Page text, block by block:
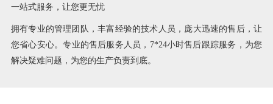
一站式服务，让您更无忧
拥有专业的管理团队，丰富经验的技术人员，庞大迅速的售后，让
您省心安心。专业的售后服务人员，7*24小时售后跟踪服务，为您
解决疑难问题，为您的生产负责到底。